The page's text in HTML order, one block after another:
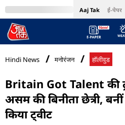
Aaj Tak ई-पेपर
MumbaiTak Cosmopolitan
Hindi News मनोरंजन हॉलीवुड
Britain Got Talent की
असम की बिनीता छेत्री,
किया ट्वीट